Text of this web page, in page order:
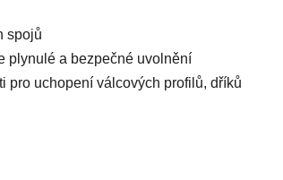
spojů
plynulé a bezpečné uvolnění
pro uchopení válcových profilů, dříků